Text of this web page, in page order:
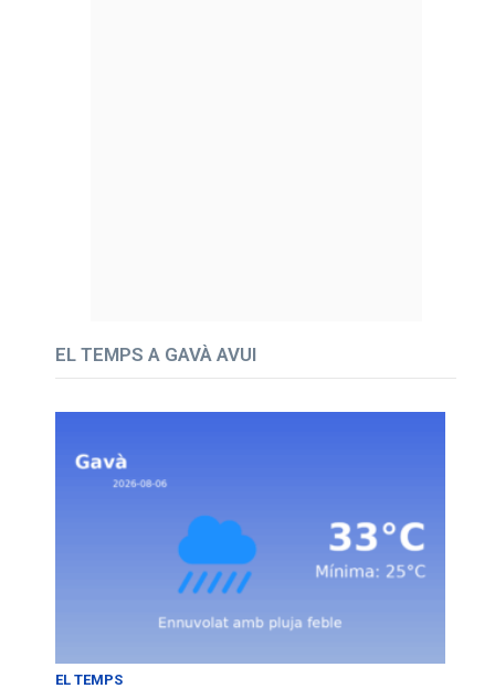
EL TEMPS A GAVÀ AVUI
EL TEMPS